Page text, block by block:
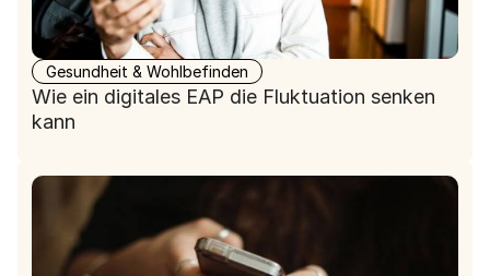
Gesundheit & Wohlbefinden
Wie ein digitales EAP die Fluktuation senken
kann